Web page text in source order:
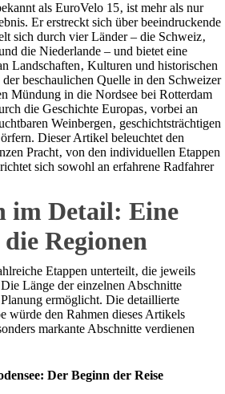
als EuroVelo 15‚ ist mehr als nur
Er erstreckt sich über beeindruckende
sich durch vier Länder – die Schweiz‚
die Niederlande – und bietet eine
Landschaften‚ Kulturen und historischen
beschaulichen Quelle in den Schweizer
Mündung in die Nordsee bei Rotterdam
die Geschichte Europas‚ vorbei an
Weinbergen‚ geschichtsträchtigen
Dieser Artikel beleuchtet den
Pracht‚ von den individuellen Etappen
sich sowohl an erfahrene Radfahrer
im Detail: Eine
Regionen
Etappen unterteilt‚ die jeweils
Länge der einzelnen Abschnitte
ermöglicht. Die detaillierte
würde den Rahmen dieses Artikels
markante Abschnitte verdienen
Der Beginn der Reise